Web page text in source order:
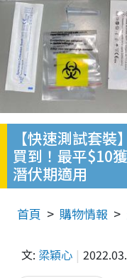
【快速測試套
買到！最平$10
潛伏期適用
首頁 購物情報
文: 梁穎心